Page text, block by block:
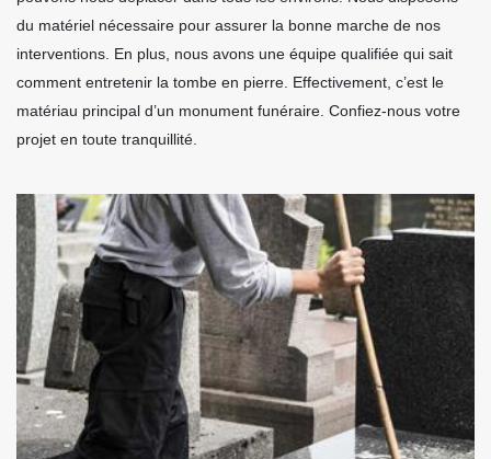
du matériel nécessaire pour assurer la bonne marche de nos
interventions. En plus, nous avons une équipe qualifiée qui sait
comment entretenir la tombe en pierre. Effectivement, c’est le
matériau principal d’un monument funéraire. Confiez-nous votre
projet en toute tranquillité.